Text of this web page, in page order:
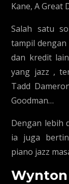
Kane, A Great
Salah satu
tampil
dan kredit
yang jazz ,
Tadd
Goodman…
Dengan lebih
ia juga
piano jazz